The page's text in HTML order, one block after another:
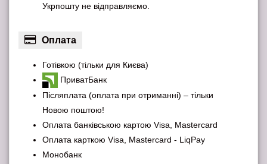
Укрпошту не відправляємо.
Оплата
Готівкою (тільки для Києва)
ПриватБанк
Післяплата (оплата при отриманні) – тільки
Новою поштою!
Оплата банківською картою Visa, Mastercard
Оплата карткою Visa, Mastercard - LiqPay
Монобанк